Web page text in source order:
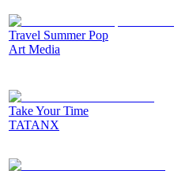
Travel Summer Pop
Art Media
Take Your Time
TATANX